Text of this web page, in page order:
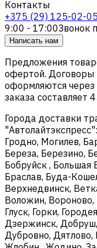
Контакты
+375 (29) 125-02-05
9:00 - 17:00Звонок
Написать нам
Предложения
офертой. Договоры
оформляются
заказа составляет
Города доставки
Гродно, Могилев,
Береза, Березино,
Бобруйск , Большая
Браслав, Буда-
Верхнедвинск,
Воложин, Вороново,
Глуск, Горки,
Дзержинск,
Дубровно,